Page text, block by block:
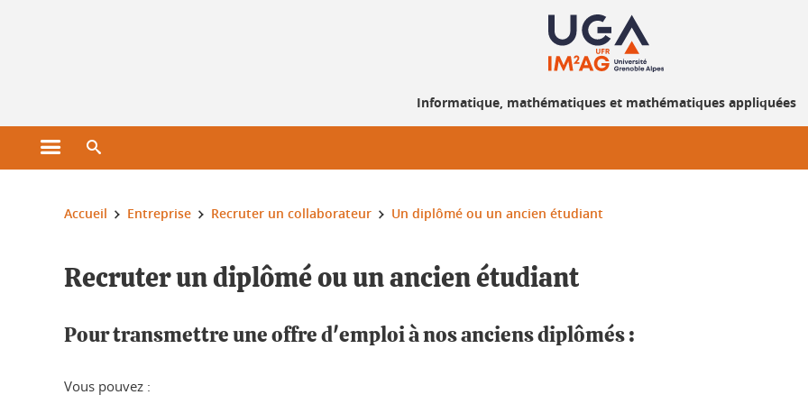
Informatique, mathématiques et mathématiques appliquées
Ouvrir le menu principal
Vous êtes ici :
Accueil Entreprise Recruter un collaborateur Un diplômé ou un ancien étudiant
Recruter un diplômé ou un ancien étudiant
Pour transmettre une offre d'emploi à nos anciens diplômés :
Vous pouvez :